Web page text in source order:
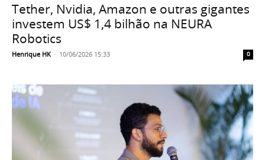
Tether, Nvidia, Amazon e outras gigantes
investem US$ 1,4 bilhão na NEURA
Robotics
Henrique HK - 10/06/2026 15:33 0